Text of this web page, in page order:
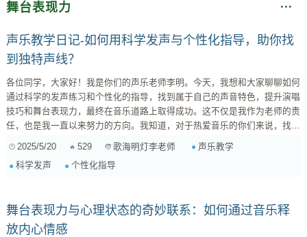
舞台表现力
声乐教学日记-如何用科学发声与个性化指导，助你找
到独特声线？
各位同学，大家好！我是你们的声乐老师李明。今天，我想和大家聊聊如何
通过科学的发声练习和个性化的指导，找到属于自己的声音特色，提升演唱
技巧和舞台表现力，最终在音乐道路上取得成功。这不仅是我作为老师的责
任，也是我一直以来努力的方向。我知道，对于热爱音乐的你们来说，找到
自己的声音，在舞台上自信地歌唱，是多么重要的一件事！ 一、科学发声
误区，比如盲目模仿偶像的声音，或者一味追求高音，结果不仅声音变得奇
2025/5/20 529 歌海明灯李老师
声乐教学
科学发声
个性化指导
舞台表现力与心理状态的奇妙联系：如何通过音乐释
放内心情感